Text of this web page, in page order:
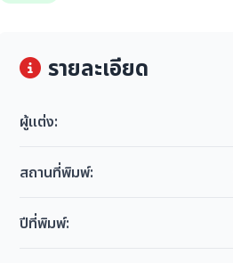
รายละเอียด
ผู้แต่ง:
สถานที่พิมพ์:
ปีที่พิมพ์: